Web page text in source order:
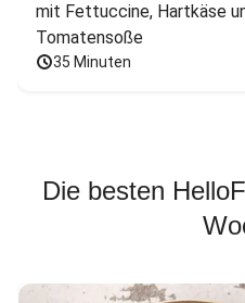
mit Fettuccine, Hartkäse
Tomatensoße
35 Minuten
Die besten